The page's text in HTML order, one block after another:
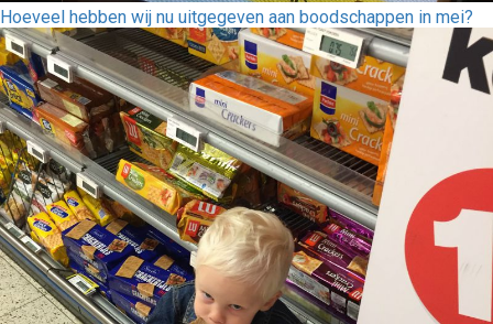
Hoeveel hebben wij nu uitgegeven aan boodschappen in mei?